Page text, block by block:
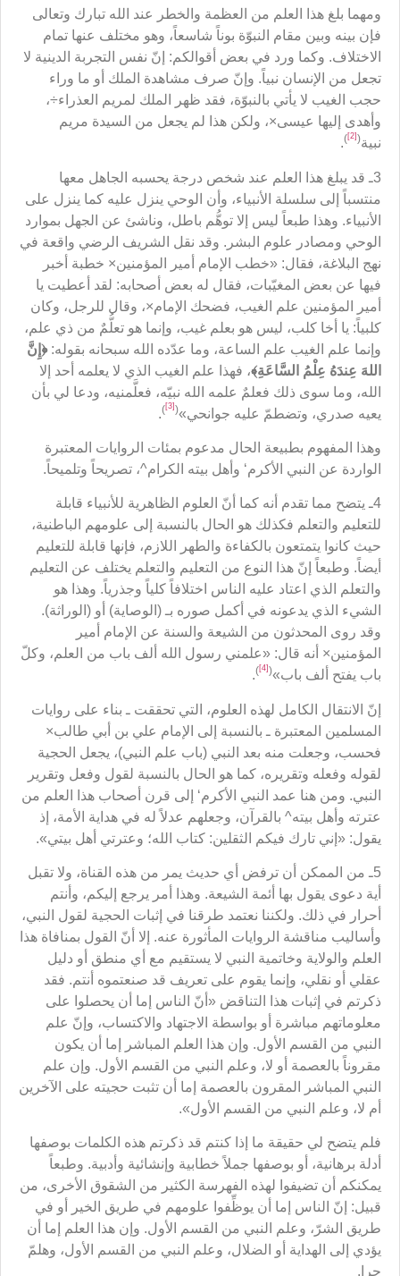
ومهما بلغ هذا العلم من العظمة والخطر عند الله تبارك وتعالى
فإن بينه وبين مقام النبوّة بوناً شاسعاً، وهو مختلف عنها تمام
الاختلاف. وكما ورد في بعض أقوالكم: إنّ نفس التجربة الدينية لا
تجعل من الإنسان نبياً. وإنّ صرف مشاهدة الملك أو ما وراء
حجب الغيب لا يأتي بالنبوّة، فقد ظهر الملك لمريم العذراء÷،
وأهدى إليها عيسى×، ولكن هذا لم يجعل من السيدة مريم
نبية(
[2]
)
.
3ـ قد يبلغ هذا العلم عند شخص درجة يحسبه الجاهل معها
منتسباً إلى سلسلة الأنبياء، وأن الوحي ينزل عليه كما ينزل على
الأنبياء. وهذا طبعاً ليس إلا توهُّم باطل، وناشئ عن الجهل بموارد
الوحي ومصادر علوم البشر. وقد نقل الشريف الرضي واقعة في
نهج البلاغة، فقال: «خطب الإمام أمير المؤمنين× خطبة أخبر
فيها عن بعض المغيّبات، فقال له بعض أصحابه: لقد أعطيت يا
أمير المؤمنين علم الغيب، فضحك الإمام×، وقال للرجل، وكان
كلبياً: يا أخا كلب، ليس هو بعلم غيب، وإنما هو تعلُّمٌ من ذي علم،
وإنما علم الغيب علم الساعة، وما عدّده الله سبحانه بقوله:﴿ إِنَّ
اللهَ عِندَهُ عِلْمُ السَّاعَةِ﴾، فهذا علم الغيب الذي لا يعلمه أحد إلا
الله، وما سوى ذلك فعلمٌ علمه الله نبيّه، فعلَّمنيه، ودعا لي بأن
يعيه صدري، وتضطمّ عليه جوانحي»(
[3]
)
.
وهذا المفهوم بطبيعة الحال مدعوم بمئات الروايات المعتبرة
الواردة عن النبي الأكرم‘ وأهل بيته الكرام^، تصريحاً وتلميحاً.
4ـ يتضح مما تقدم أنه كما أنّ العلوم الظاهرية للأنبياء قابلة
للتعليم والتعلم فكذلك هو الحال بالنسبة إلى علومهم الباطنية،
حيث كانوا يتمتعون بالكفاءة والطهر اللازم، فإنها قابلة للتعليم
أيضاً. وطبعاً إنّ هذا النوع من التعليم والتعلم يختلف عن التعليم
والتعلم الذي اعتاد عليه الناس اختلافاً كلياً وجذرياً. وهذا هو
الشيء الذي يدعونه في أكمل صوره بـ (الوصاية) أو (الوراثة).
وقد روى المحدثون من الشيعة والسنة عن الإمام أمير
المؤمنين× أنه قال: «علمني رسول الله ألف باب من العلم، وكلّ
باب يفتح ألف باب»(
[4]
)
.
إنّ الانتقال الكامل لهذه العلوم، التي تحققت ـ بناء على روايات
المسلمين المعتبرة ـ بالنسبة إلى الإمام علي بن أبي طالب×
فحسب، وجعلت منه بعد النبي (باب علم النبي)، يجعل الحجية
لقوله وفعله وتقريره، كما هو الحال بالنسبة لقول وفعل وتقرير
النبي. ومن هنا عمد النبي الأكرم‘ إلى قرن أصحاب هذا العلم من
عترته وأهل بيته^ بالقرآن، وجعلهم عدلاً له في هداية الأمة، إذ
يقول: «إني تارك فيكم الثقلين: كتاب الله؛ وعترتي أهل بيتي».
5ـ من الممكن أن ترفض أي حديث يمر من هذه القناة، ولا تقبل
أية دعوى يقول بها أئمة الشيعة. وهذا أمر يرجع إليكم، وأنتم
أحرار في ذلك. ولكننا نعتمد طرقنا في إثبات الحجية لقول النبي،
وأساليب مناقشة الروايات المأثورة عنه. إلا أنّ القول بمنافاة هذا
العلم والولاية وخاتمية النبي لا يستقيم مع أي منطق أو دليل
عقلي أو نقلي، وإنما يقوم على تعريف قد صنعتموه أنتم. فقد
ذكرتم في إثبات هذا التناقض «أنّ الناس إما أن يحصلوا على
معلوماتهم مباشرة أو بواسطة الاجتهاد والاكتساب، وإنّ علم
النبي من القسم الأول. وإن هذا العلم المباشر إما أن يكون
مقروناً بالعصمة أو لا، وعلم النبي من القسم الأول. وإن علم
النبي المباشر المقرون بالعصمة إما أن تثبت حجيته على الآخرين
أم لا، وعلم النبي من القسم الأول».
فلم يتضح لي حقيقة ما إذا كنتم قد ذكرتم هذه الكلمات بوصفها
أدلة برهانية، أو بوصفها جملاً خطابية وإنشائية وأدبية. وطبعاً
يمكنكم أن تضيفوا لهذه الفهرسة الكثير من الشقوق الأخرى، من
قبيل: إنّ الناس إما أن يوظِّفوا علومهم في طريق الخير أو في
طريق الشرّ، وعلم النبي من القسم الأول. وإن هذا العلم إما أن
يؤدي إلى الهداية أو الضلال، وعلم النبي من القسم الأول، وهلمّ
جرا.